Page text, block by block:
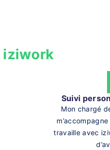
iziwork
Suivi
Mon chargé
travaille avec